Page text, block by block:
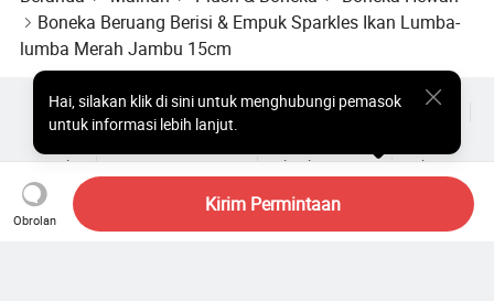
hari.
F: Jika saya mengirim sampel saya kepada Anda, Anda
menduplikasi sampel tersebut untuk saya, apakah saya
harus membayar biaya sampelnya?
Tidak, ini akan berlaku gratis untuk Anda
Boneka Beruang Berisi & Empuk Sparkles Ikan Lumba-
lumba Merah Jambu 15cm
Obrolan
Kirim Permintaan
Hai,silakan klik di sini untuk menghubungi pemasok
untuk informasi lebih lanjut.
Produk Populer Harga Produk Panas
Produk Panas Grosir
Pembeli bintang
Amplop
Perjanjian Pengguna Kebijakan Privasi
Hubungi
Copyright © 2026 Focus Technology Co., Ltd. All Rights Reserved